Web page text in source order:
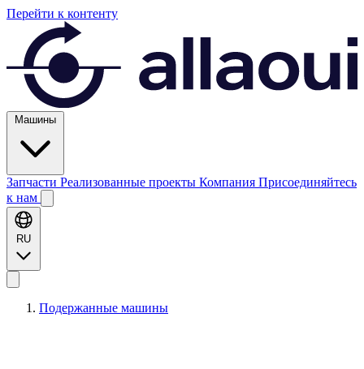
Перейти к контенту
Машины
Запчасти Реализованные проекты Компания Присоединяйтесь
к нам
RU
Подержанные машины